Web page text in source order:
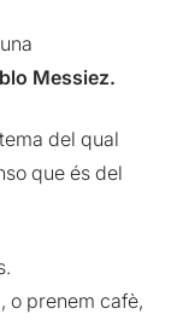
Messiez.
del qual
que és del
o prenem cafè,